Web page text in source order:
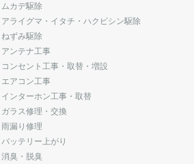
ムカデ駆除
アライグマ・イタチ・ハクビシン駆除
ねずみ駆除
アンテナ工事
コンセント工事・取替・増設
エアコン工事
インターホン工事・取替
ガラス修理・交換
雨漏り修理
バッテリー上がり
消臭・脱臭